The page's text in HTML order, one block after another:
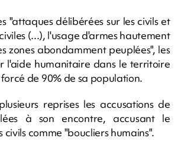
"attaques délibérées sur les civils et
(...), l'usage d'armes hautement
zones abondamment peuplées", les
l'aide humanitaire dans le territoire
de 90% de sa population.
reprises les accusations de
à son encontre, accusant le
civils comme "boucliers humains".